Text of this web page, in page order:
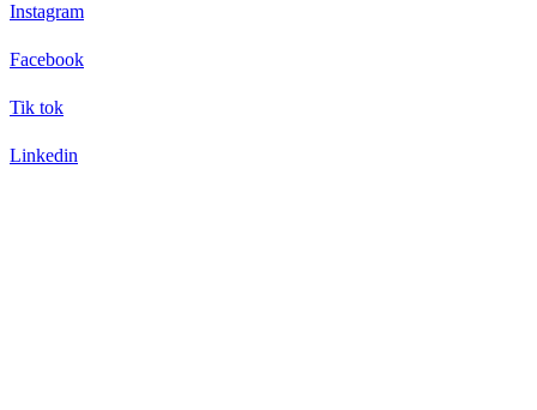
Instagram
Facebook
Tik tok
Linkedin